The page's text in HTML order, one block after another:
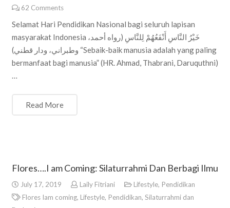
62 Comments
Selamat Hari Pendidikan Nasional bagi seluruh lapisan
masyarakat Indonesia خَيْرُ النَّاسِ أَنْفَعُهُمْ لِلنَّاسِ (رواه أحمد،
وطبراني، ودار قطني) “Sebaik-baik manusia adalah yang paling
bermanfaat bagi manusia” (HR. Ahmad, Thabrani, Daruquthni)
…
Read More
Flores….I am Coming: Silaturrahmi Dan Berbagi Ilmu
July 17, 2019 Laily Fitriani Lifestyle, Pendidikan
Flores Iam coming, Lifestyle, Pendidikan, Silaturrahmi dan